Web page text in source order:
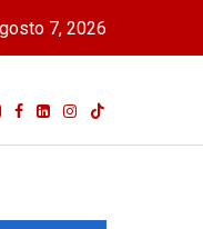
7, 2026